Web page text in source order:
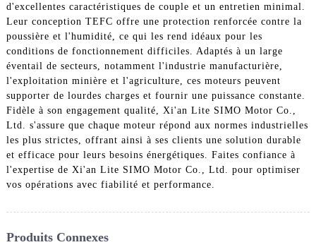
d'excellentes caractéristiques de couple et un entretien minimal.
Leur conception TEFC offre une protection renforcée contre la
poussière et l'humidité, ce qui les rend idéaux pour les
conditions de fonctionnement difficiles. Adaptés à un large
éventail de secteurs, notamment l'industrie manufacturière,
l'exploitation minière et l'agriculture, ces moteurs peuvent
supporter de lourdes charges et fournir une puissance constante.
Fidèle à son engagement qualité, Xi'an Lite SIMO Motor Co.,
Ltd. s'assure que chaque moteur répond aux normes industrielles
les plus strictes, offrant ainsi à ses clients une solution durable
et efficace pour leurs besoins énergétiques. Faites confiance à
l'expertise de Xi'an Lite SIMO Motor Co., Ltd. pour optimiser
vos opérations avec fiabilité et performance.
Produits Connexes